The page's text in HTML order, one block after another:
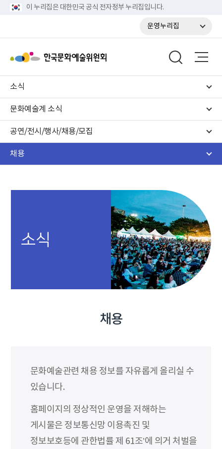
이 누리집은 대한민국 공식 전자정부 누리집입니다.
운영누리집
소식
문화예술계 소식
공연/전시/행사/채용/모집
채용
소식
채용
문화예술관련 채용 정보를 자유롭게 올리실 수
있습니다.
홈페이지의 정상적인 운영을 저해하는
게시물은 정보통신망 이용촉진 및
정보보호등에 관한법률 제 61조’에 의거 처벌을